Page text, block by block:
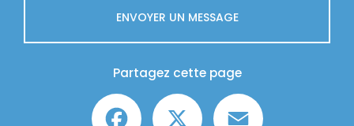
ENVOYER UN MESSAGE
Partagez cette page
Facebook